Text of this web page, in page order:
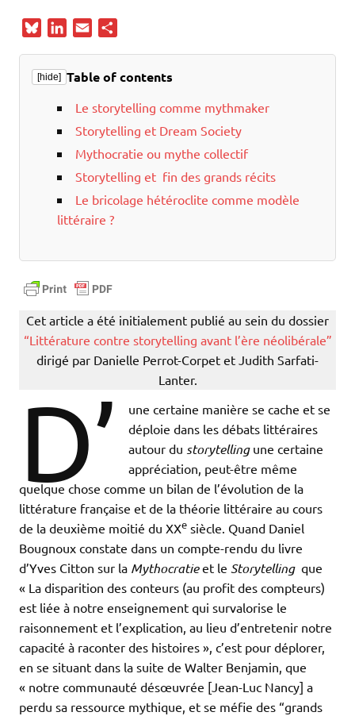
u
e
k
i
l
t
a
g
r
[hide] Table of contents
Le storytelling comme mythmaker
Storytelling et Dream Society
Mythocratie ou mythe collectif
Storytelling et fin des grands récits
Le bricolage hétéroclite comme modèle
littéraire ?
Cet article a été initialement publié au sein du dossier
“Littérature contre storytelling avant l’ère néolibérale”
dirigé par Danielle Perrot-Corpet et Judith Sarfati-
Lanter.
D’
une certaine manière se cache et se
déploie dans les débats littéraires
autour du storytellingune certaine
appréciation, peut-être même
quelque chose comme un bilan de l’évolution de la
littérature française et de la théorie littéraire au cours
de la deuxième moitié du XXe siècle. Quand Daniel
Bougnoux constate dans un compte-rendu du livre
d’Yves Citton sur la Mythocratieet le Storytelling que
« La disparition des conteurs (au profit des compteurs)
est liée à notre enseignement qui survalorise le
raisonnement et l’explication, au lieu d’entretenir notre
capacité à raconter des histoires », c’est pour déplorer,
en se situant dans la suite de Walter Benjamin, que
« notre communauté désœuvrée [Jean-Luc Nancy] a
perdu sa ressource mythique, et se méfie des “grands